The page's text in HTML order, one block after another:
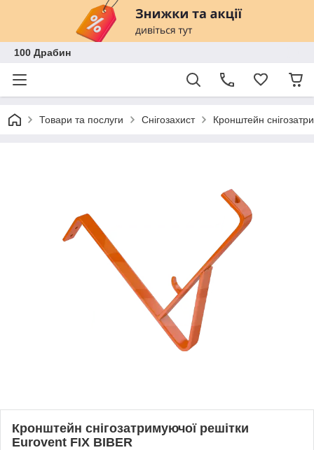
100 Драбин
Товари та послуги Снігозахист Кронштейн
Кронштейн снігозатримуючої решітки
Eurovent FIX BIBER